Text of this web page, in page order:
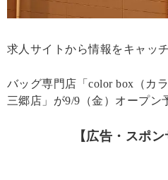
求人サイトから情報をキャッチ
バッグ専門店「color box（カ
三郷店」が9/9（金）オープン
【広告・スポ